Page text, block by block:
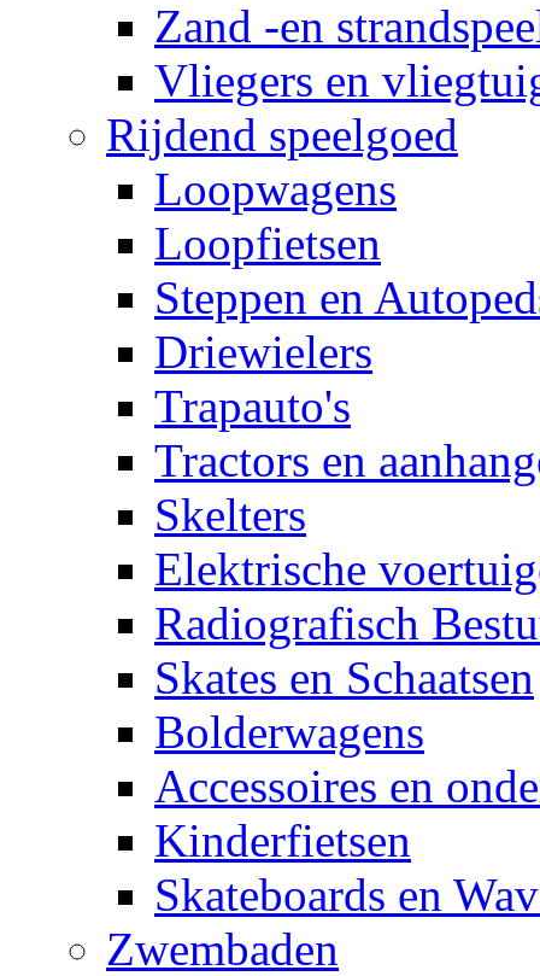
Zand -en
Vliegers en
Rijdend speelgoed
Loopwagens
Loopfietsen
Steppen en
Driewielers
Trapauto's
Tractors en
Skelters
Elektrische
Radiografisch
Skates en Schaatsen
Bolderwagens
Accessoires en
Kinderfietsen
Skateboards en
Zwembaden